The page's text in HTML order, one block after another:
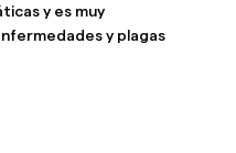
y es muy
y plagas